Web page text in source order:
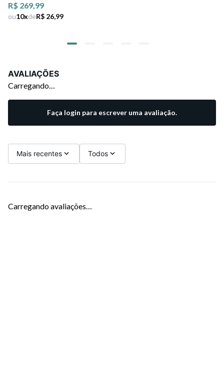
R$ 269,99
ou10xdeR$ 26,99
AVALIAÇÕES
Carregando…
Faça login para escrever uma avaliação.
Mais recentes Todos
Carregando avaliações…